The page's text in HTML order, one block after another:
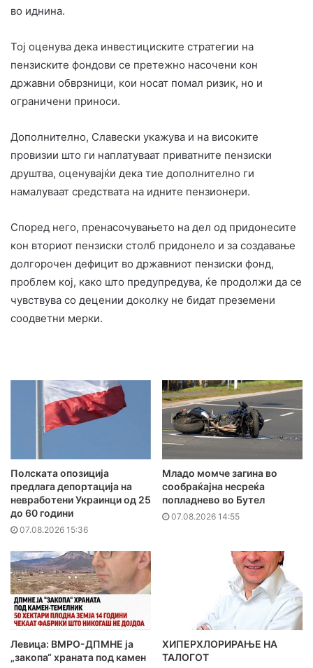
во иднина.
Тој оценува дека инвестициските стратегии на
пензиските фондови се претежно насочени кон
државни обврзници, кои носат помал ризик, но и
ограничени приноси.
Дополнително, Славески укажува и на високите
провизии што ги наплатуваат приватните пензиски
друштва, оценувајќи дека тие дополнително ги
намалуваат средствата на идните пензионери.
Според него, пренасочувањето на дел од придонесите
кон вториот пензиски столб придонело и за создавање
долгорочен дефицит во државниот пензиски фонд,
проблем кој, како што предупредува, ќе продолжи да се
чувствува со децении доколку не бидат преземени
соодветни мерки.
Полската опозиција
предлага депортација на
невработени Украинци од 25
до 60 години
07.08.2026 15:36
Младо момче загина во
сообраќајна несреќа
попладнево во Бутел
07.08.2026 14:55
Левица: ВМРО-ДПМНЕ ја
„закопа“ храната под камен
ХИПЕРХЛОРИРАЊЕ НА
ТАЛОГОТ